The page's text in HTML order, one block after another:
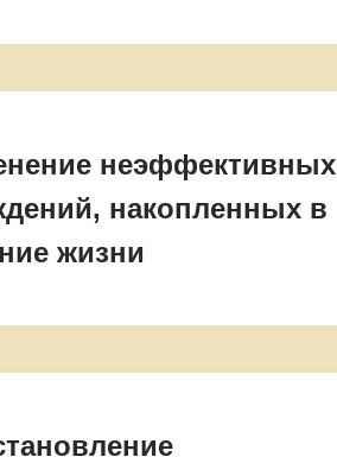
неэффективных
накопленных в
жизни